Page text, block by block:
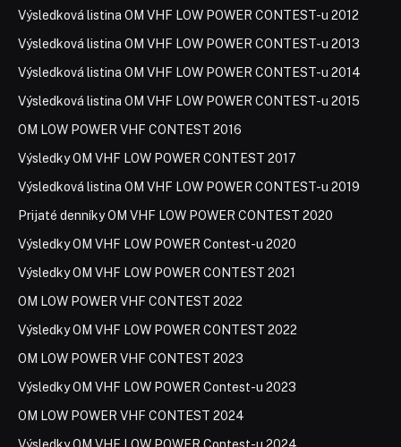
Výsledková listina OM VHF LOW POWER CONTEST-u 2012
Výsledková listina OM VHF LOW POWER CONTEST-u 2013
Výsledková listina OM VHF LOW POWER CONTEST-u 2014
Výsledková listina OM VHF LOW POWER CONTEST-u 2015
OM LOW POWER VHF CONTEST 2016
Výsledky OM VHF LOW POWER CONTEST 2017
Výsledková listina OM VHF LOW POWER CONTEST-u 2019
Prijaté denníky OM VHF LOW POWER CONTEST 2020
Výsledky OM VHF LOW POWER Contest-u 2020
Výsledky OM VHF LOW POWER CONTEST 2021
OM LOW POWER VHF CONTEST 2022
Výsledky OM VHF LOW POWER CONTEST 2022
OM LOW POWER VHF CONTEST 2023
Výsledky OM VHF LOW POWER Contest-u 2023
OM LOW POWER VHF CONTEST 2024